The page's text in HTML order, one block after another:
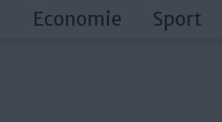
Economie Sport